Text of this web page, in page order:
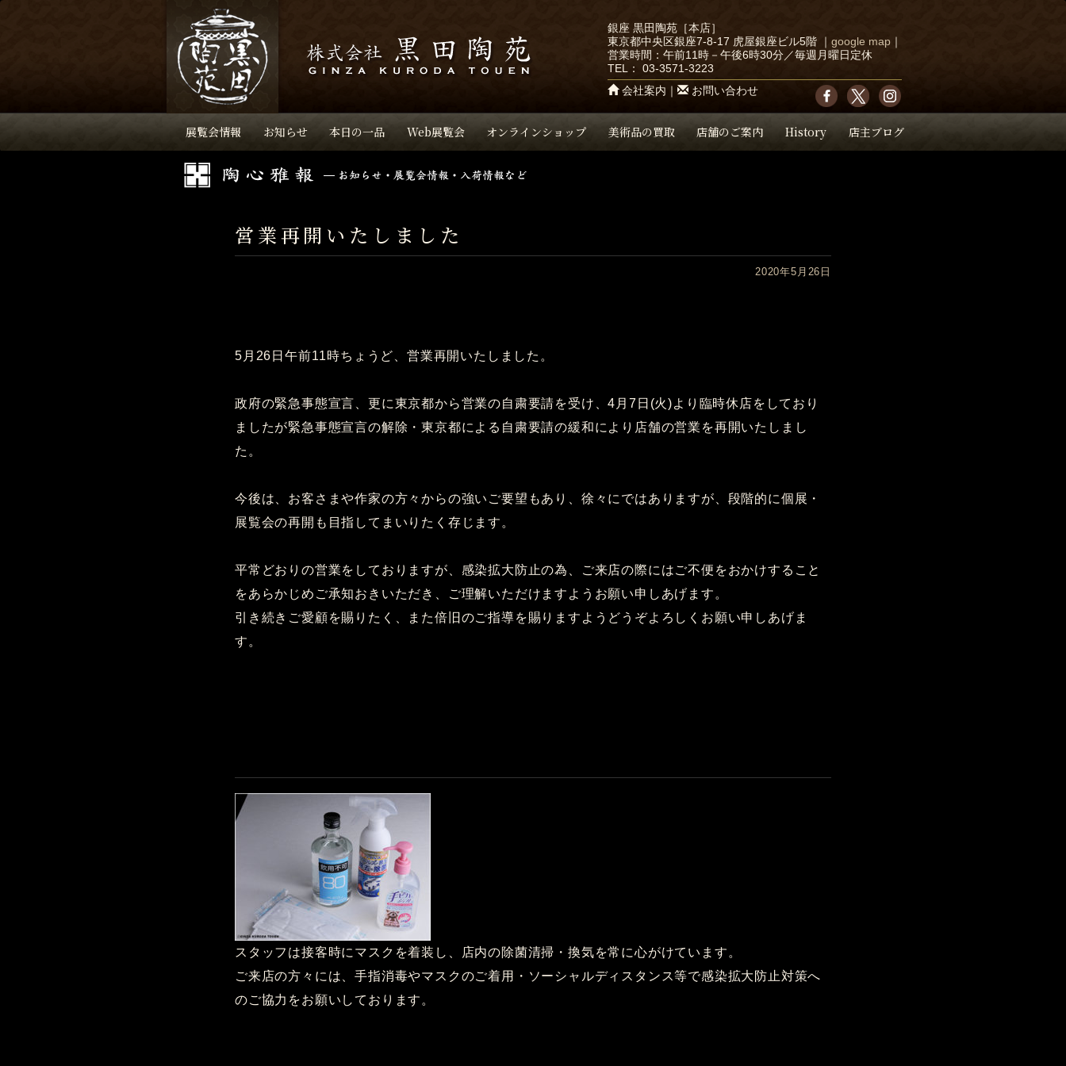
展覧会情報 お知らせ 本日の一品 Web展覧会 オンラインショップ 美術品の買取 店舗のご案内 History 店主ブログ
銀座 黒田陶苑［本店］
東京都中央区銀座7-8-17 虎屋銀座ビル5階
google map
営業時間：午前11時－午後6時30分／毎週月曜日定休
TEL： 03-3571-3223
会社案内
お問い合わせ
営業再開いたしました
2020年5月26日
5月26日午前11時ちょうど、営業再開いたしました。
政府の緊急事態宣言、更に東京都から営業の自粛要請を受け、4月7日(火)より臨時休店をしており
ましたが緊急事態宣言の解除・東京都による自粛要請の緩和により店舗の営業を再開いたしまし
た。
今後は、お客さまや作家の方々からの強いご要望もあり、徐々にではありますが、段階的に個展・
展覧会の再開も目指してまいりたく存じます。
平常どおりの営業をしておりますが、感染拡大防止の為、ご来店の際にはご不便をおかけすること
をあらかじめご承知おきいただき、ご理解いただけますようお願い申しあげます。
引き続きご愛顧を賜りたく、また倍旧のご指導を賜りますようどうぞよろしくお願い申しあげま
す。
スタッフは接客時にマスクを着装し、店内の除菌清掃・換気を常に心がけています。
ご来店の方々には、手指消毒やマスクのご着用・ソーシャルディスタンス等で感染拡大防止対策へ
のご協力をお願いしております。